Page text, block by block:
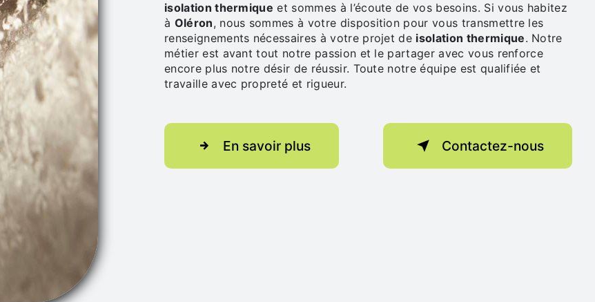
isolation thermique et sommes à l’écoute de vos besoins. Si vous habitez
à Oléron, nous sommes à votre disposition pour vous transmettre les
renseignements nécessaires à votre projet de isolation thermique. Notre
métier est avant tout notre passion et le partager avec vous renforce
encore plus notre désir de réussir. Toute notre équipe est qualifiée et
travaille avec propreté et rigueur.
En savoir plus Contactez-nous